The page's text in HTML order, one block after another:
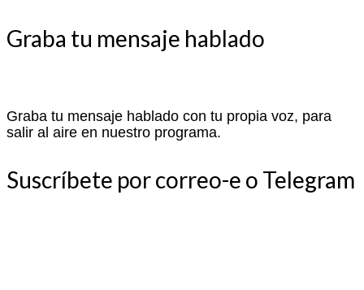
Graba tu mensaje hablado
Graba tu mensaje hablado con tu propia voz, para
salir al aire en nuestro programa.
Suscríbete por correo-e o Telegram